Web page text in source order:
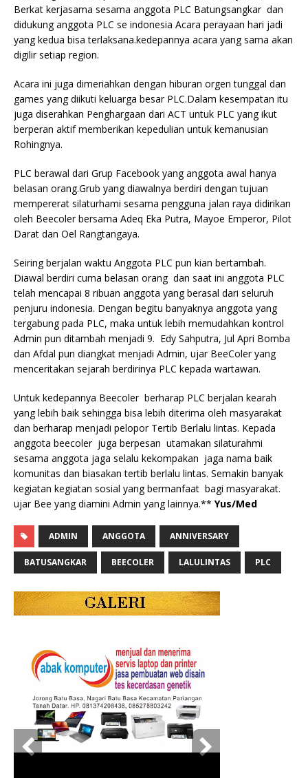
Berkat kerjasama sesama anggota PLC Batungsangkar dan
didukung anggota PLC se indonesia Acara perayaan hari jadi
yang kedua bisa terlaksana.kedepannya acara yang sama akan
digilir setiap region.
Acara ini juga dimeriahkan dengan hiburan orgen tunggal dan
games yang diikuti keluarga besar PLC.Dalam kesempatan itu
juga diserahkan Penghargaan dari ACT untuk PLC yang ikut
berperan aktif memberikan kepedulian untuk kemanusian
Rohingnya.
PLC berawal dari Grup Facebook yang anggota awal hanya
belasan orang.Grub yang diawalnya berdiri dengan tujuan
mempererat silaturhami sesama pengguna jalan raya didirikan
oleh Beecoler bersama Adeq Eka Putra, Mayoe Emperor, Pilot
Darat dan Oel Rangtangaya.
Seiring berjalan waktu Anggota PLC pun kian bertambah.
Diawal berdiri cuma belasan orang dan saat ini anggota PLC
telah mencapai 8 ribuan anggota yang berasal dari seluruh
penjuru indonesia. Dengan begitu banyaknya anggota yang
tergabung pada PLC, maka untuk lebih memudahkan kontrol
Admin pun ditambah menjadi 9. Edy Sahputra, Jul Apri Bomba
dan Afdal pun diangkat menjadi Admin, ujar BeeColer yang
menceritakan sejarah berdirinya PLC kepada wartawan.
Untuk kedepannya Beecoler berharap PLC berjalan kearah
yang lebih baik sehingga bisa lebih diterima oleh masyarakat
dan berharap menjadi pelopor Tertib Berlalu lintas. Kepada
anggota beecoler juga berpesan utamakan silaturahmi
sesama anggota jaga selalu kekompakan jaga nama baik
komunitas dan biasakan tertib berlalu lintas. Semakin banyak
kegiatan kegiatan sosial yang bermanfaat bagi masyarakat.
ujar Bee yang diamini Admin yang lainnya.** Yus/Med
ADMIN ANGGOTA ANNIVERSARY
BATUSANGKAR BEECOLER LALULINTAS PLC